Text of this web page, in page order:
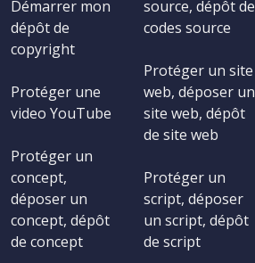
Démarrer mon
dépôt de
copyright
Protéger une
video YouTube
Protéger un
concept,
déposer un
concept, dépôt
de concept
source, dépôt de
codes source
Protéger un site
web, déposer un
site web, dépôt
de site web
Protéger un
script, déposer
un script, dépôt
de script